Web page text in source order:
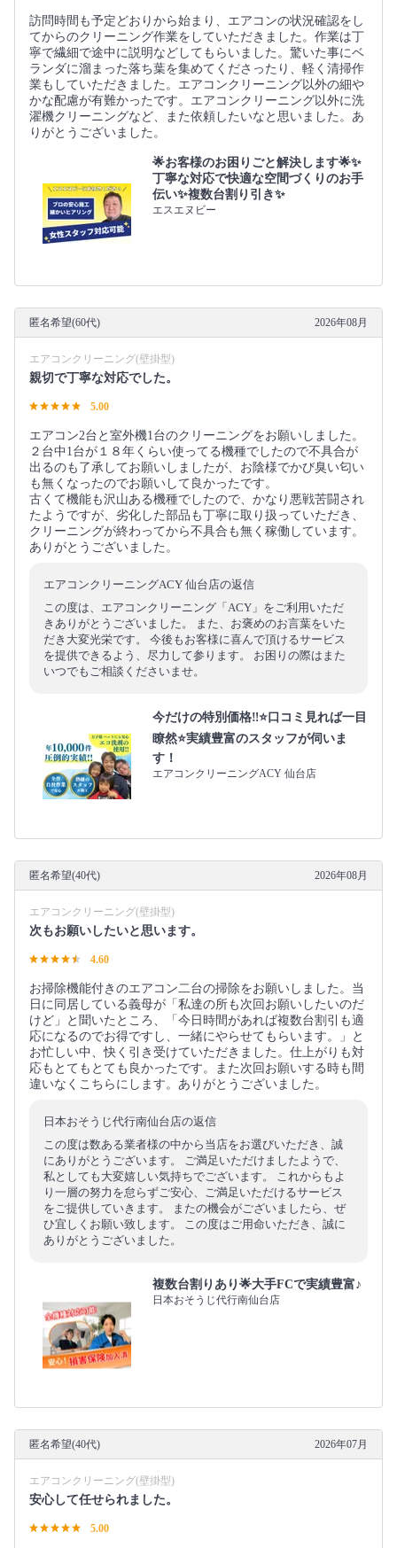
訪問時間も予定どおりから始まり、エアコンの状況確認をし
てからのクリーニング作業をしていただきました。作業は丁
寧で繊細で途中に説明などしてもらいました。驚いた事にベ
ランダに溜まった落ち葉を集めてくださったり、軽く清掃作
業もしていただきました。エアコンクリーニング以外の細や
かな配慮が有難かったです。エアコンクリーニング以外に洗
濯機クリーニングなど、また依頼したいなと思いました。あ
りがとうございました。
🌟お客様のお困りごと解決します🌟✨
丁寧な対応で快適な空間づくりのお手
伝い✨複数台割り引き✨
エスエヌビー
匿名希望(60代) 2026年08月
エアコンクリーニング(壁掛型)
親切で丁寧な対応でした。
5.00
エアコン2台と室外機1台のクリーニングをお願いしました。
２台中1台が１８年くらい使ってる機種でしたので不具合が
出るのも了承してお願いしましたが、お陰様でかび臭い匂い
も無くなったのでお願いして良かったです。
古くて機能も沢山ある機種でしたので、かなり悪戦苦闘され
たようですが、劣化した部品も丁寧に取り扱っていただき、
クリーニングが終わってから不具合も無く稼働しています。
ありがとうございました。
エアコンクリーニングACY 仙台店の返信
この度は、エアコンクリーニング「ACY」をご利用いただ
きありがとうございました。 また、お褒めのお言葉をいた
だき大変光栄です。 今後もお客様に喜んで頂けるサービス
を提供できるよう、尽力して参ります。 お困りの際はまた
いつでもご相談くださいませ。
今だけの特別価格‼️⭐口コミ見れば一目
瞭然⭐実績豊富のスタッフが伺いま
す！
エアコンクリーニングACY 仙台店
匿名希望(40代) 2026年08月
エアコンクリーニング(壁掛型)
次もお願いしたいと思います。
4.60
お掃除機能付きのエアコン二台の掃除をお願いしました。当
日に同居している義母が「私達の所も次回お願いしたいのだ
けど」と聞いたところ、「今日時間があれば複数台割引も適
応になるのでお得ですし、一緒にやらせてもらいます。」と
お忙しい中、快く引き受けていただきました。仕上がりも対
応もとてもとても良かったです。また次回お願いする時も間
違いなくこちらにします。ありがとうございました。
日本おそうじ代行南仙台店の返信
この度は数ある業者様の中から当店をお選びいただき、誠
にありがとうございます。 ご満足いただけましたようで、
私としても大変嬉しい気持ちでございます。 これからもよ
り一層の努力を怠らずご安心、ご満足いただけるサービス
をご提供していきます。 またの機会がございましたら、ぜ
ひ宜しくお願い致します。 この度はご用命いただき、誠に
ありがとうございました。
複数台割りあり🌟大手FCで実績豊富♪
日本おそうじ代行南仙台店
匿名希望(40代) 2026年07月
エアコンクリーニング(壁掛型)
安心して任せられました。
5.00